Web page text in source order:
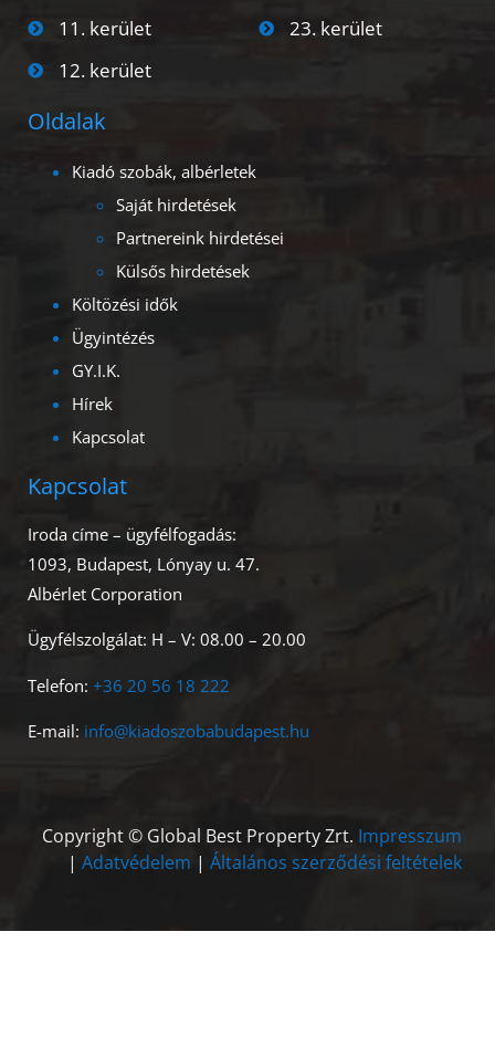
11. kerület
12. kerület
23. kerület
Oldalak
Kiadó szobák, albérletek
Saját hirdetések
Partnereink hirdetései
Külsős hirdetések
Költözési idők
Ügyintézés
GY.I.K.
Hírek
Kapcsolat
Kapcsolat
Iroda címe – ügyfélfogadás:
1093, Budapest, Lónyay u. 47.
Albérlet Corporation
Ügyfélszolgálat: H – V: 08.00 – 20.00
Telefon: +36 20 56 18 222
E-mail: info@kiadoszobabudapest.hu
Copyright © Global Best Property Zrt. Impresszum
| Adatvédelem | Általános szerződési feltételek